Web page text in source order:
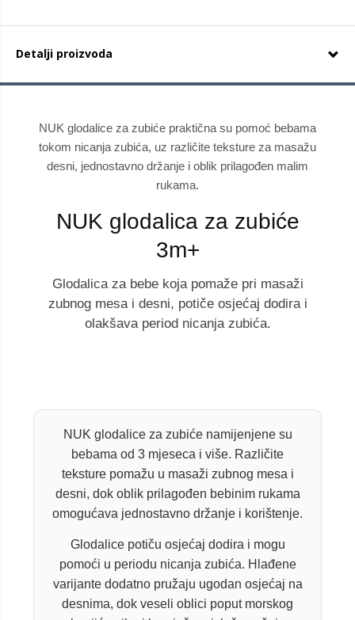
Detalji proizvoda
NUK glodalice za zubiće praktična su pomoć bebama
tokom nicanja zubića, uz različite teksture za masažu
desni, jednostavno držanje i oblik prilagođen malim
rukama.
NUK glodalica za zubiće
3m+
Glodalica za bebe koja pomaže pri masaži
zubnog mesa i desni, potiče osjećaj dodira i
olakšava period nicanja zubića.
NUK glodalice za zubiće namijenjene su
bebama od 3 mjeseca i više. Različite
teksture pomažu u masaži zubnog mesa i
desni, dok oblik prilagođen bebinim rukama
omogućava jednostavno držanje i korištenje.
Glodalice potiču osjećaj dodira i mogu
pomoći u periodu nicanja zubića. Hlađene
varijante dodatno pružaju ugodan osjećaj na
desnima, dok veseli oblici poput morskog